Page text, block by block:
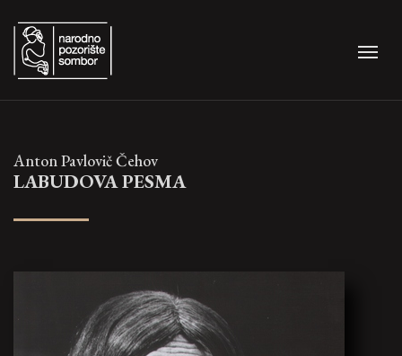
Anton Pavlovič Čehov
LABUDOVA PESMA